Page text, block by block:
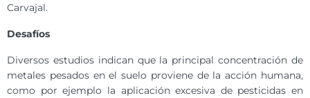
Carvajal.
Desafíos
Diversos estudios indican que la principal concentración de
metales pesados en el suelo proviene de la acción humana,
como por ejemplo la aplicación excesiva de pesticidas en